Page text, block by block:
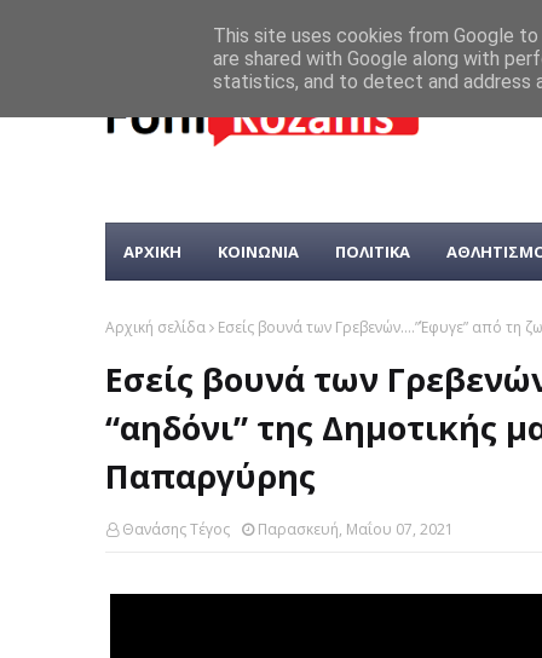
ΑΡΧΙΚΗ ΚΟΙΝΩΝΙΑ ΠΟΛΙΤΙΚΑ
Αρχική σελίδα Εσείς βουνά των Γρεβενών….”Έφυγε” από τη
Εσείς βουνά των
“αηδόνι” της Δημοτικής
Παπαργύρης
Θανάσης Τέγος Παρασκευή, Μαΐου 07, 2021
This site uses cookies from Google
are shared with Google along with
statistics, and to detect and address